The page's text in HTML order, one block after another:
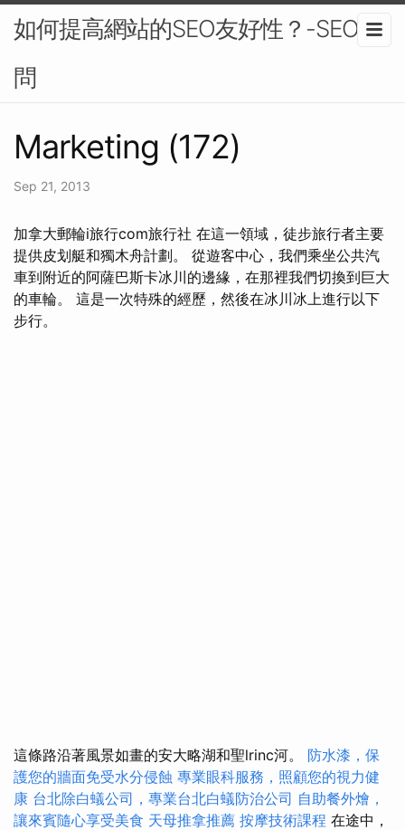
如何提高網站的SEO友好性？-SEO顧
問
Marketing (172)
Sep 21, 2013
加拿大郵輪i旅行com旅行社 在這一領域，徒步旅行者主要
提供皮划艇和獨木舟計劃。 從遊客中心，我們乘坐公共汽
車到附近的阿薩巴斯卡冰川的邊緣，在那裡我們切換到巨大
的車輪。 這是一次特殊的經歷，然後在冰川冰上進行以下
步行。
這條路沿著風景如畫的安大略湖和聖lrinc河。 防水漆，保
護您的牆面免受水分侵蝕 專業眼科服務，照顧您的視力健
康 台北除白蟻公司，專業台北白蟻防治公司 自助餐外燴，
讓來賓隨心享受美食 天母推拿推薦 按摩技術課程 在途中，